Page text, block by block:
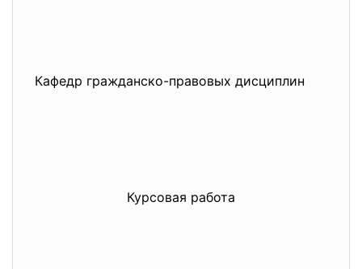
Кафедр гражданско-правовых дисциплин
Курсовая работа